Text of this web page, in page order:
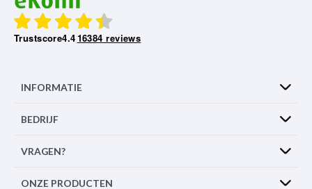
Trustscore4.416384 reviews
INFORMATIE
BEDRIJF
VRAGEN?
ONZE PRODUCTEN